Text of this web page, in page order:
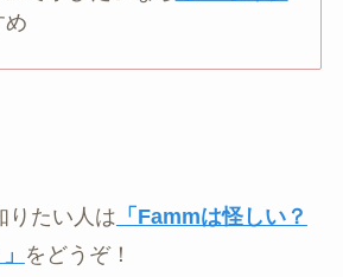
め
りたい人は 「Fammは怪しい？
をどうぞ！